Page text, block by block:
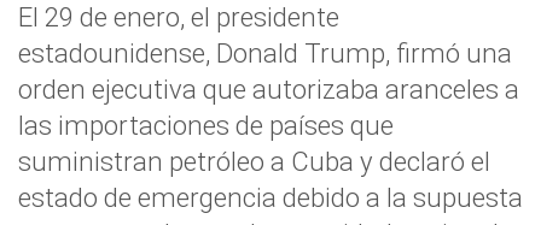
El 29 de enero, el presidente
estadounidense, Donald Trump, firmó una
orden ejecutiva que autorizaba aranceles a
las importaciones de países que
suministran petróleo a Cuba y declaró el
estado de emergencia debido a la supuesta